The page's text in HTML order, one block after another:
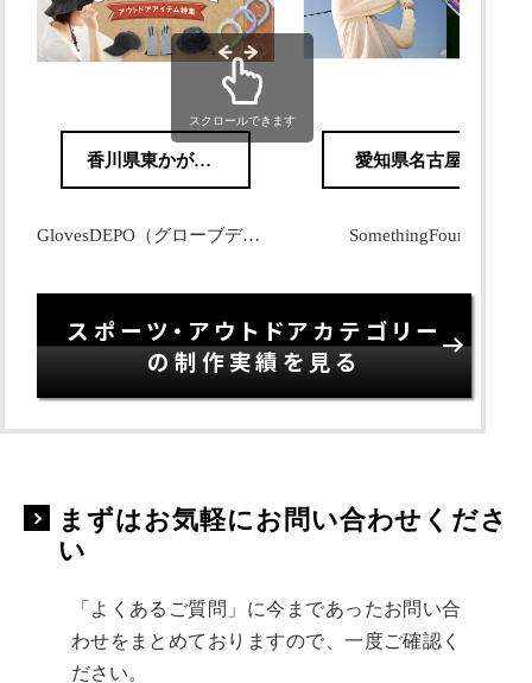
香川県東かがわ市
GlovesDEPO（グローブデポ） 様
愛知県名古屋市
SomethingFour 様
スクロールできます
スポーツ・アウトドアカテゴリー
の制作実績を見る
まずはお気軽にお問い合わせくださ
い
「よくあるご質問」に今まであったお問い合
わせをまとめておりますので、一度ご確認く
ださい。